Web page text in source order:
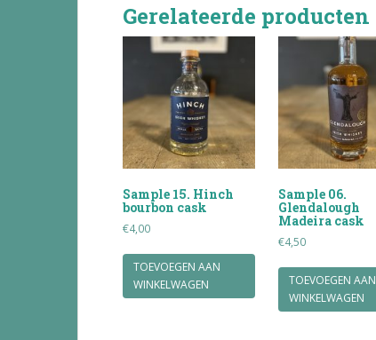
Gerelateerde producten
Sample 15. Hinch
bourbon cask
€4,00
TOEVOEGEN AAN
WINKELWAGEN
Sample 06.
Glendalough
Madeira cask
€4,50
TOEVOEGEN AAN
WINKELWAGEN